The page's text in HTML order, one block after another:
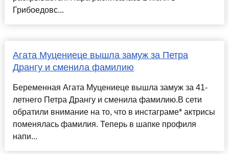
Грибоедовс...
Агата Муцениеце вышла замуж за Петра
Дрангу и сменила фамилию
Беременная Агата Муцениеце вышла замуж за 41-
летнего Петра Дрангу и сменила фамилию.В сети
обратили внимание на то, что в инстаграме* актрисы
поменялась фамилия. Теперь в шапке профиля
напи...